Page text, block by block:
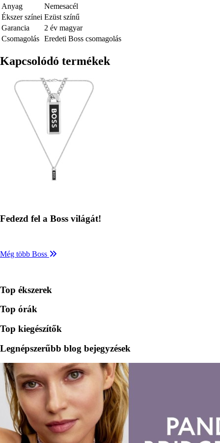
Anyag
Nemesacél
Ékszer színei Ezüst színű
Garancia
2 év magyar
Csomagolás Eredeti Boss csomagolás
Kapcsolódó termékek
Fedezd fel a Boss világát!
Még több Boss
Top ékszerek
Top órák
Top kiegészítők
Legnépszerűbb blog bejegyzések